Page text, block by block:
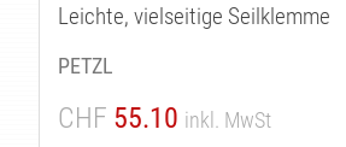
Leichte, vielseitige Seilklemme
PETZL
CHF 55.10 inkl. MwSt